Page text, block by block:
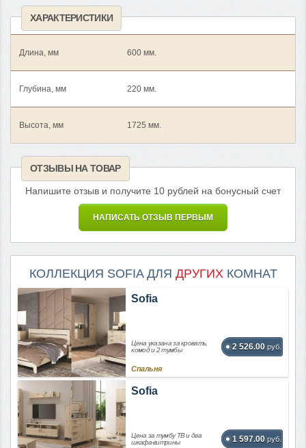
ХАРАКТЕРИСТИКИ
Длина, мм 600 мм.
Глубина, мм 220 мм.
Высота, мм 1725 мм.
ОТЗЫВЫ НА ТОВАР
Напишите отзыв и получите 10 рублей на бонусный счет
НАПИСАТЬ ОТЗЫВ ПЕРВЫМ
КОЛЛЕКЦИЯ SOFIA ДЛЯ ДРУГИХ КОМНАТ
Sofia
Цена указана за кровать,
комод и 2 тумбы
2 526.00 руб.
Спальня
Sofia
Цена за тумбу ТВ и два
шкафа-витрины
1 597.00 руб.